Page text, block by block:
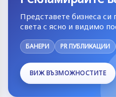
Представете бизнеса си
света с ясно и видимо
БАНЕРИ PR ПУБЛИКАЦИИ
ВИЖ ВЪЗМОЖНОСТИТЕ